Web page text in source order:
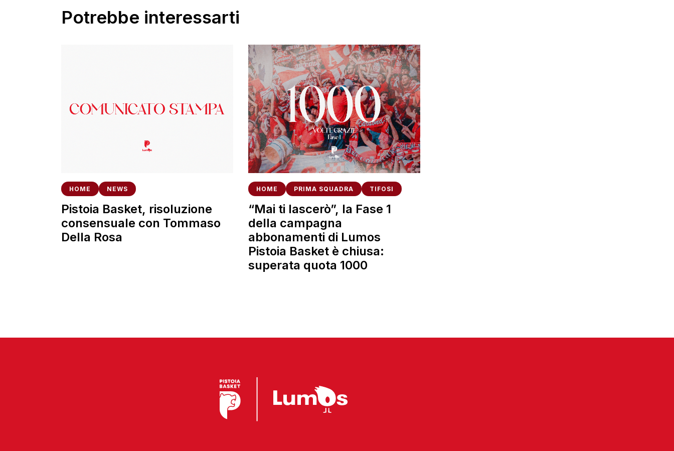
Potrebbe interessarti
HOME NEWS
Pistoia Basket, risoluzione
consensuale con Tommaso
Della Rosa
HOME PRIMA SQUADRA TIFOSI
“Mai ti lascerò”, la Fase 1
della campagna
abbonamenti di Lumos
Pistoia Basket è chiusa:
superata quota 1000